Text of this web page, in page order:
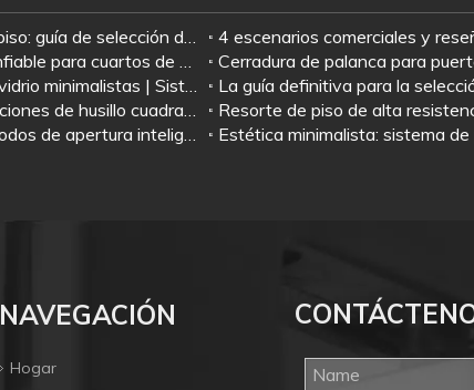
Mantener abierto o no mantener abierto el resorte del piso: guía de selección de escenarios
Estudio de caso: Bisagras de ducha Jianlai: la opción confiable para cuartos de ducha de vidrio sin marco
Ideas modernas de diseño de herrajes para puertas de vidrio minimalistas | Sistema completo a juego: resorte de piso + herraje de parche + cerradura de puerta de vidrio + tirador
Muelle de piso Jianlai: JL-7135, JL-7145 y JL-7300: soluciones de husillo cuadrado premium para Medio Oriente
Sistema de puerta con sensor automático Jianlai: 5 métodos de apertura inteligentes para cada necesidad
NAVEGACIÓN
Hogar